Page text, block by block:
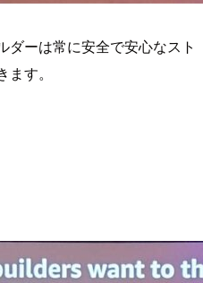
ダーは常に安全で安心なスト
す。